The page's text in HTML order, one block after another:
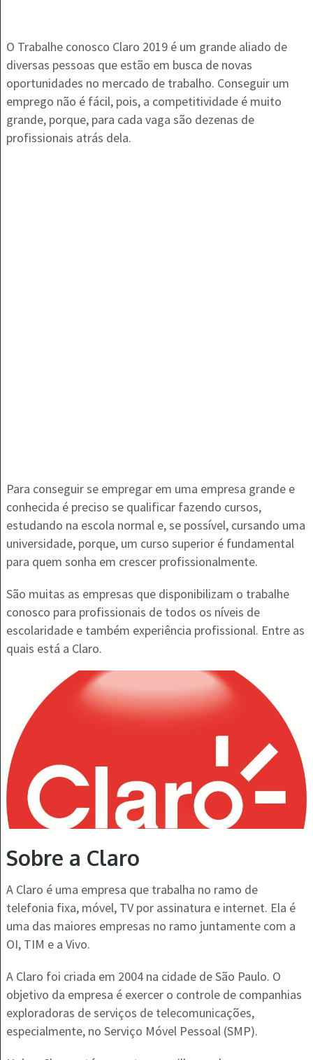
O Trabalhe conosco Claro 2019 é um grande aliado de
diversas pessoas que estão em busca de novas
oportunidades no mercado de trabalho. Conseguir um
emprego não é fácil, pois, a competitividade é muito
grande, porque, para cada vaga são dezenas de
profissionais atrás dela.
Para conseguir se empregar em uma empresa grande e
conhecida é preciso se qualificar fazendo cursos,
estudando na escola normal e, se possível, cursando uma
universidade, porque, um curso superior é fundamental
para quem sonha em crescer profissionalmente.
São muitas as empresas que disponibilizam o trabalhe
conosco para profissionais de todos os níveis de
escolaridade e também experiência profissional. Entre as
quais está a Claro.
Sobre a Claro
A Claro é uma empresa que trabalha no ramo de
telefonia fixa, móvel, TV por assinatura e internet. Ela é
uma das maiores empresas no ramo juntamente com a
OI, TIM e a Vivo.
A Claro foi criada em 2004 na cidade de São Paulo. O
objetivo da empresa é exercer o controle de companhias
exploradoras de serviços de telecomunicações,
especialmente, no Serviço Móvel Pessoal (SMP).